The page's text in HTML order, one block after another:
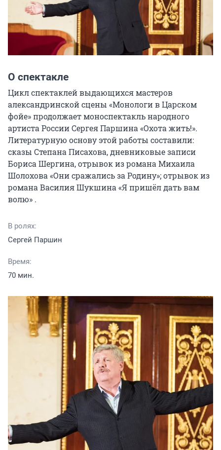
О спектакле
Цикл спектаклей выдающихся мастеров
александринской сцены «Монологи в Царском
фойе» продолжает моноспектакль народного
артиста России Сергея Паршина «Охота жить!».
Литературную основу этой работы составили:
сказы Степана Писахова, дневниковые записи
Бориса Шергина, отрывок из романа Михаила
Шолохова «Они сражались за Родину»; отрывок из
романа Василия Шукшина «Я пришёл дать вам
волю» .
В ролях:
Сергей Паршин
Время:
70 мин.